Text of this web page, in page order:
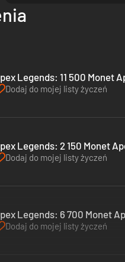
Legends: 11 500 Monet
Dodaj do mojej listy życzeń
Legends: 2 150 Monet
Dodaj do mojej listy życzeń
Legends: 6 700 Monet
Dodaj do mojej listy życzeń